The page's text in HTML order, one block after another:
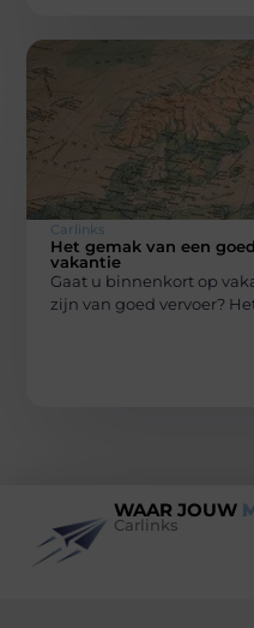
Carlinks
Het gemak van een
vakantie
Gaat u binnenkort op
zijn van goed vervoer?
WAAR JOUW
Carlinks